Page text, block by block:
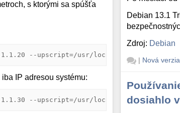
s ktorými sa spúšťa
--upscript=/usr/local/bin/carp-up.sh
IP adresou systému:
--upscript=/usr/local/bin/carp-up.sh
Debian 13.1
Zdroj: Debian
| Nová verzia
dosiahlo